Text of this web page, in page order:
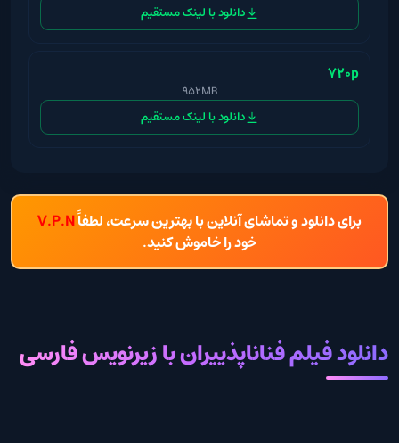
دانلود با لینک مستقیم
720p
952MB
دانلود با لینک مستقیم
برای دانلود و تماشای آنلاین با بهترین سرعت، لطفاًV.P.N
خود را خاموش کنید.
دانلود فیلم فناناپذییران با زیرنویس فارسی